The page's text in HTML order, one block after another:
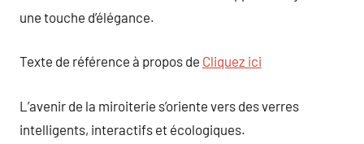
une touche d’élégance.
Texte de référence à propos de Cliquez ici
L’avenir de la miroiterie s’oriente vers des verres
intelligents, interactifs et écologiques.